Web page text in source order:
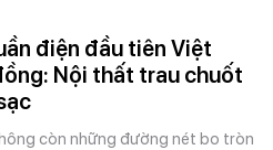
điện đầu tiên Việt
Nội thất trau chuốt
còn những đường nét bo tròn